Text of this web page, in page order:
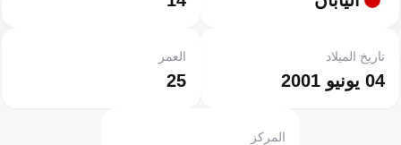
04 يونيو 2001
تاريخ الميلاد
25
العمر
المركز